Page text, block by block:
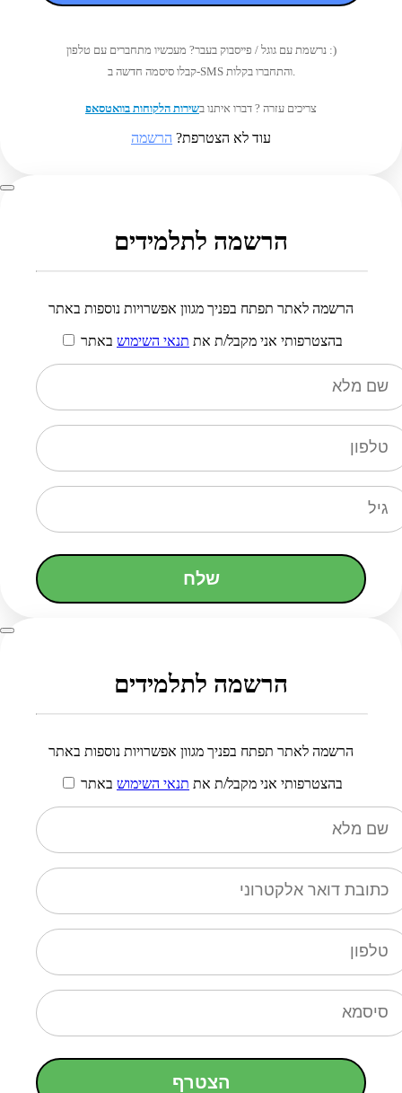
נרשמת עם גוגל / פייסבוק בעבר? מעכשיו מתחברים עם טלפון :)
קבלו סיסמה חדשה ב-SMS והתחברו בקלות.
צריכים עזרה ? דברו איתנו בשירות הלקוחות בוואטסאפ
עוד לא הצטרפת? הרשמה
הרשמה לתלמידים
הרשמה לאתר תפתח בפניך מגוון אפשרויות נוספות באתר
בהצטרפותי אני מקבל/ת את תנאי השימוש באתר
שלח
הרשמה לתלמידים
הרשמה לאתר תפתח בפניך מגוון אפשרויות נוספות באתר
בהצטרפותי אני מקבל/ת את תנאי השימוש באתר
הצטרף